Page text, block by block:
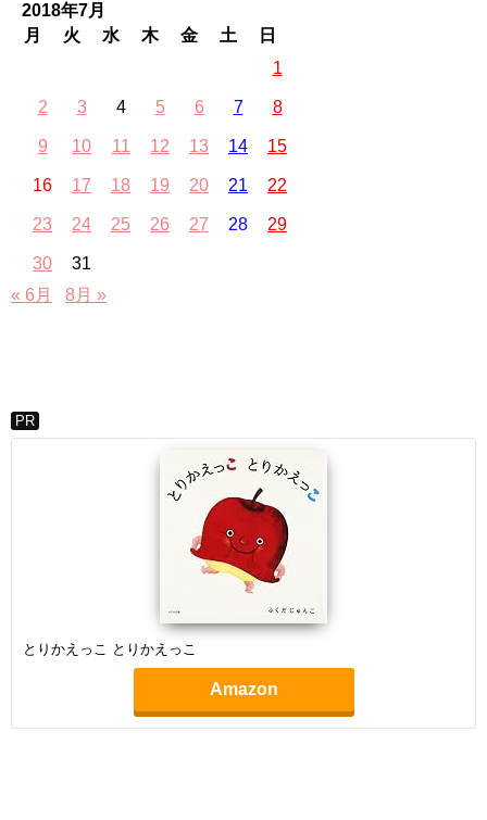
2018年7月
月
火 水 木 金 土
日
1
2 3 4 5 6 7 8
9 10 11 12 13 14 15
16 17 18 19 20 21 22
23 24 25 26 27 28 29
30
31
« 6月
8月 »
PR
とりかえっこ とりかえっこ
Amazon